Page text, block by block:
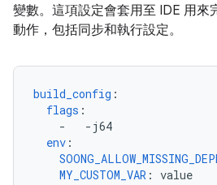
變數。這項設定會套用至 IDE 用來
動作，包括同步和執行設定。
build_config :
flags :
-
-j64
env :
MY_CUSTOM_VAR : value